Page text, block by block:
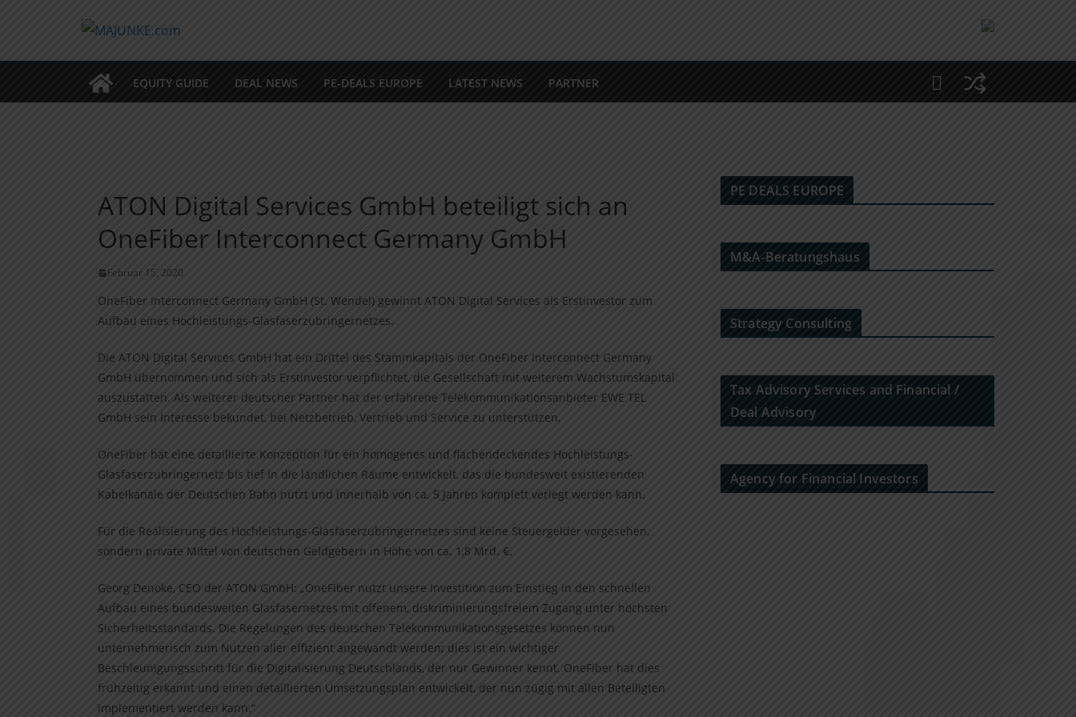
EQUITY GUIDE DEAL NEWS PE-DEALS EUROPE LATEST NEWS PARTNER
ATON Digital Services GmbH beteiligt sich an
OneFiber Interconnect Germany GmbH
Februar 15, 2020
OneFiber Interconnect Germany GmbH (St. Wendel) gewinnt ATON Digital Services als Erstinvestor zum
Aufbau eines Hochleistungs-Glasfaserzubringernetzes.
Die ATON Digital Services GmbH hat ein Drittel des Stammkapitals der OneFiber Interconnect Germany
GmbH übernommen und sich als Erstinvestor verpflichtet, die Gesellschaft mit weiterem Wachstumskapital
auszustatten. Als weiterer deutscher Partner hat der erfahrene Telekommunikationsanbieter EWE TEL
GmbH sein Interesse bekundet, bei Netzbetrieb, Vertrieb und Service zu unterstützen.
OneFiber hat eine detaillierte Konzeption für ein homogenes und flächendeckendes Hochleistungs-
Glasfaserzubringernetz bis tief in die ländlichen Räume entwickelt, das die bundesweit existierenden
Kabelkanäle der Deutschen Bahn nutzt und innerhalb von ca. 5 Jahren komplett verlegt werden kann.
Für die Realisierung des Hochleistungs-Glasfaserzubringernetzes sind keine Steuergelder vorgesehen,
sondern private Mittel von deutschen Geldgebern in Höhe von ca. 1,8 Mrd. €.
Georg Denoke, CEO der ATON GmbH: „OneFiber nutzt unsere Investition zum Einstieg in den schnellen
Aufbau eines bundesweiten Glasfasernetzes mit offenem, diskriminierungsfreiem Zugang unter höchsten
Sicherheitsstandards. Die Regelungen des deutschen Telekommunikationsgesetzes können nun
unternehmerisch zum Nutzen aller effizient angewandt werden; dies ist ein wichtiger
Beschleunigungsschritt für die Digitalisierung Deutschlands, der nur Gewinner kennt. OneFiber hat dies
frühzeitig erkannt und einen detaillierten Umsetzungsplan entwickelt, der nun zügig mit allen Beteiligten
implementiert werden kann.“
PE DEALS EUROPE
M&A-Beratungshaus
Strategy Consulting
Tax Advisory Services and Financial /
Deal Advisory
Agency for Financial Investors